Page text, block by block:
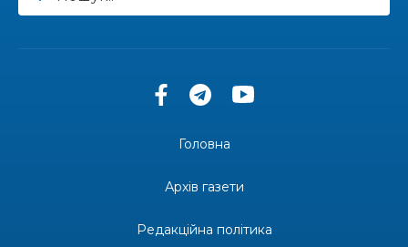
«Дві музи» у Рівному: свято краси, мистецтва
Одна з найяскравіших постатей Бахмута –
Головна
Архів газети
Редакційна політика